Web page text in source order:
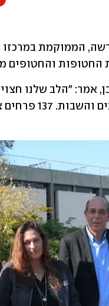
החטופות והחטופים